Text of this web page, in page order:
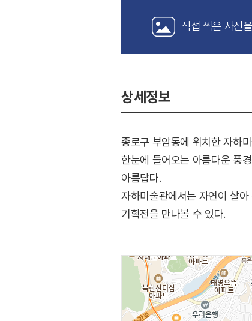
직접 찍은 사진
상세정보
종로구 부암동에 위치한 자하
한눈에 들어오는 아름다운 풍
아름답다.
자하미술관에서는 자연이 살
기획전을 만나볼 수 있다.